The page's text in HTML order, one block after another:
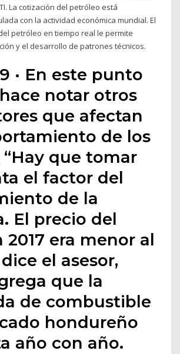
La cotización del petróleo está
con la actividad económica mundial. El
petróleo en tiempo real le permite
y el desarrollo de patrones técnicos.
· En este punto
notar otros
que afectan
de los
“Hay que tomar
el factor del
de la
El precio del
2017 era menor al
el asesor,
que la
de combustible
hondureño
año con año.